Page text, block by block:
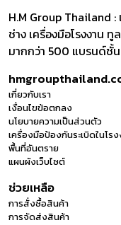
H.M Group Thailand
ช่าง เครื่องมือโรงงาน
มากกว่า 500 แบรนด์ชั้
เกี่ยวกับเรา
เงื่อนไขข้อตกลง
นโยบายความเป็นส่วนตัว
เครื่องมือป้องกันระเบิดในโ
พื้นที่อันตราย
แผนผังเว็บไซต์
ช่วยเหลือ
การสั่งซื้อสินค้า
การจัดส่งสินค้า